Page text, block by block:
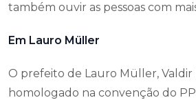
também ouvir as pessoas com
Em Lauro Müller
O prefeito de Lauro Müller, Valdir
homologado na convenção do